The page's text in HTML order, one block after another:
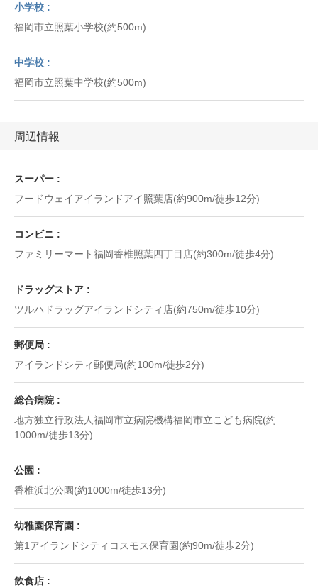
小学校
福岡市立照葉小学校(約500m)
中学校
福岡市立照葉中学校(約500m)
周辺情報
スーパー
フードウェイアイランドアイ照葉店(約900m/徒歩12分)
コンビニ
ファミリーマート福岡香椎照葉四丁目店(約300m/徒歩4分)
ドラッグストア
ツルハドラッグアイランドシティ店(約750m/徒歩10分)
郵便局
アイランドシティ郵便局(約100m/徒歩2分)
総合病院
地方独立行政法人福岡市立病院機構福岡市立こども病院(約
1000m/徒歩13分)
公園
香椎浜北公園(約1000m/徒歩13分)
幼稚園保育園
第1アイランドシティコスモス保育園(約90m/徒歩2分)
飲食店